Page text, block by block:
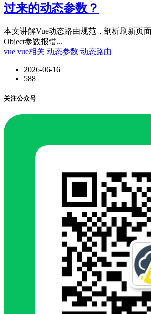
过来的动态参数？
本文讲解Vue动态路由规范，剖析刷新页面
Object参数报错...
vue vue相关 动态参数 动态路由
2026-06-16
588
关注公众号